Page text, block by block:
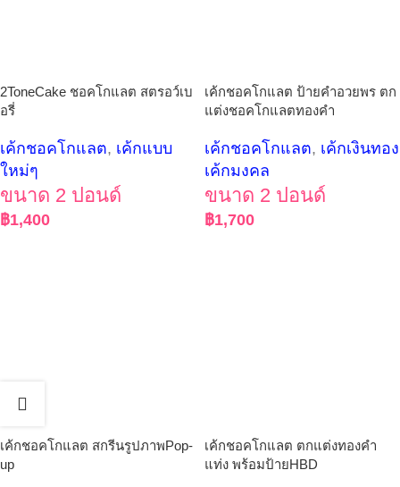
2ToneCake ชอคโกแลต สตรอว์เบ
อรี่
เค้กชอคโกแลต, เค้กแบบ
ใหม่ๆ
ขนาด 2 ปอนด์
฿1,400
เค้กชอคโกแลต ป้ายคำอวยพร ตก
แต่งชอคโกแลตทองคำ
เค้กชอคโกแลต, เค้กเงินทอง
เค้กมงคล
ขนาด 2 ปอนด์
฿1,700
เค้กชอคโกแลต สกรีนรูปภาพPop-
up
เค้กชอคโกแลต ตกแต่งทองคำ
แท่ง พร้อมป้ายHBD